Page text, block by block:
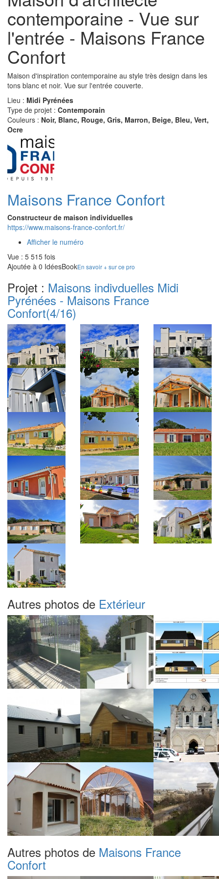
contemporaine - Vue sur
l'entrée - Maisons France
Confort
Maison d'inspiration contemporaine au style très design dans les
tons blanc et noir. Vue sur l'entrée couverte.
Lieu : Midi Pyrénées
Type de projet : Contemporain
Couleurs : Noir, Blanc, Rouge, Gris, Marron, Beige, Bleu, Vert,
Ocre
Maisons France Confort
Constructeur de maison individuelles
https://www.maisons-france-confort.fr/
Afficher le numéro
Vue : 5 515 fois
Ajoutée à 0 IdéesBookEn savoir + sur ce pro
Projet : Maisons indivduelles Midi
Pyrénées - Maisons France
Confort(4/16)
Autres photos de Extérieur
Autres photos de Maisons France
Confort